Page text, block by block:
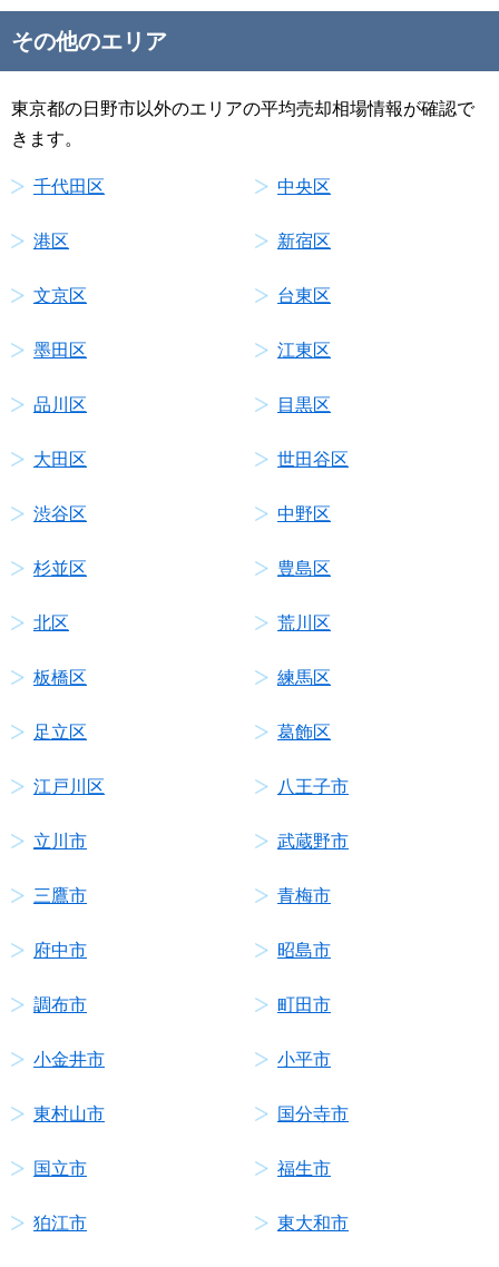
その他のエリア
東京都の日野市以外のエリアの平均売却相場情報が確認で
きます。
千代田区 中央区
港区 新宿区
文京区 台東区
墨田区 江東区
品川区 目黒区
大田区 世田谷区
渋谷区 中野区
杉並区 豊島区
北区 荒川区
板橋区 練馬区
足立区 葛飾区
江戸川区 八王子市
立川市 武蔵野市
三鷹市 青梅市
府中市 昭島市
調布市 町田市
小金井市 小平市
東村山市 国分寺市
国立市 福生市
狛江市 東大和市